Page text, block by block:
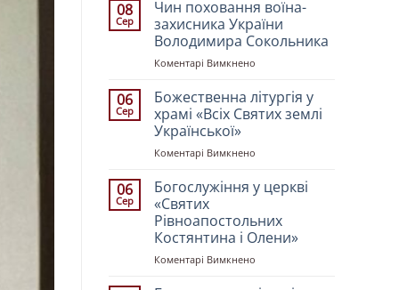
Свято-
Троїцькому
напередодні
десятої
неділі
08
Сер
Чин поховання воїна-
захисника України
Володимира Сокольника
Коментарі Вимкнено
поховання
воїна-
захисника
06
Сер
Божественна літургія у
храмі «Всіх Святих землі
Української»
Коментарі Вимкнено
літургія
у
«Всіх
Святих
06
Сер
Богослужіння у церкві
«Святих
Рівноапостольних
Костянтина і Олени»
Коментарі Вимкнено